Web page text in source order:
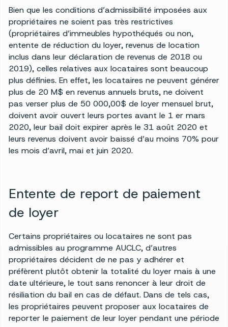
Bien que les conditions d’admissibilité imposées aux
propriétaires ne soient pas très restrictives
(propriétaires d’immeubles hypothéqués ou non,
entente de réduction du loyer, revenus de location
inclus dans leur déclaration de revenus de 2018 ou
2019), celles relatives aux locataires sont beaucoup
plus définies. En effet, les locataires ne peuvent générer
plus de 20 M$ en revenus annuels bruts, ne doivent
pas verser plus de 50 000,00$ de loyer mensuel brut,
doivent avoir ouvert leurs portes avant le 1 er mars
2020, leur bail doit expirer après le 31 août 2020 et
leurs revenus doivent avoir baissé d’au moins 70% pour
les mois d’avril, mai et juin 2020.
Entente de report de paiement
de loyer
Certains propriétaires ou locataires ne sont pas
admissibles au programme AUCLC, d’autres
propriétaires décident de ne pas y adhérer et
préfèrent plutôt obtenir la totalité du loyer mais à une
date ultérieure, le tout sans renoncer à leur droit de
résiliation du bail en cas de défaut. Dans de tels cas,
les propriétaires peuvent proposer aux locataires de
reporter le paiement de leur loyer pendant une période